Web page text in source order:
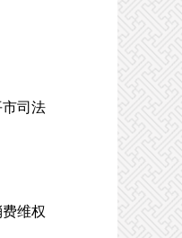
司法
维权